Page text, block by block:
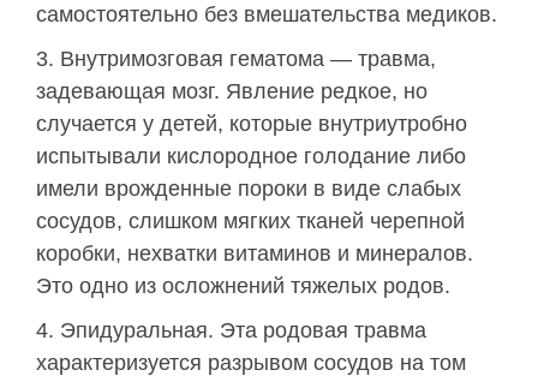
самостоятельно без вмешательства медиков.
Внутримозговая гематома — травма,
задевающая мозг. Явление редкое, но
случается у детей, которые внутриутробно
испытывали кислородное голодание либо
имели врожденные пороки в виде слабых
сосудов, слишком мягких тканей черепной
коробки, нехватки витаминов и минералов.
Это одно из осложнений тяжелых родов.
Эпидуральная. Эта родовая травма
характеризуется разрывом сосудов на том